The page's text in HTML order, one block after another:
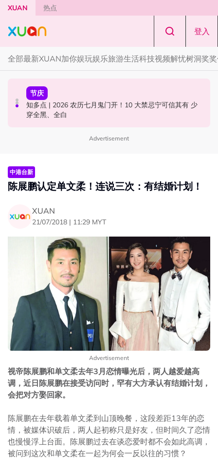
Skip to main content
XUAN 热点
登入
全部最新XUAN加你娱玩娱乐旅游生活科技视频解忧树洞奖
国际星闻
YG大楼遭女粉持高尔夫球杆猛砸！BLACKPINK 10周年最
新进展曝光！
中港台新
Jaclyn Victor现身《歌手2026》现场！遭粉丝野生捕获要
求合照！
节庆
知多点 | 2026 农历七月鬼门开！10 大禁忌宁可信其有 少
穿全黑、全白
Advertisement
中港台新
陈展鹏认定单文柔！连说三次：有结婚计划！
XUAN
21/07/2018 | 11:29 MYT
Advertisement
视帝陈展鹏和单文柔去年3月恋情曝光后，两人越爱越高
调，近日陈展鹏在接受访问时，罕有大方承认有结婚计划，
会把对方娶回家。
陈展鹏在去年载着单文柔到山顶晚餐，这段差距13年的恋
情，被媒体识破后，两人起初称只是好友，但时间久了恋情
也慢慢浮上台面。陈展鹏过去在谈恋爱时都不会如此高调，
被问到这次和单文柔在一起为何会一反以往的习惯？